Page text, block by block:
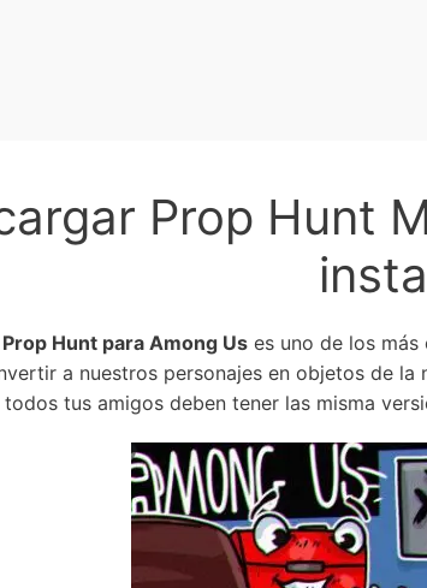
Prop Hunt
Hunt para Among Us es uno de los
a nuestros personajes en objetos de la
tus amigos deben tener las misma